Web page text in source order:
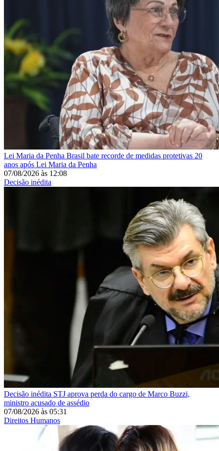
Lei Maria da Penha Brasil bate recorde de medidas protetivas 20
anos após Lei Maria da Penha
07/08/2026 às 12:08
Decisão inédita
Decisão inédita STJ aprova perda do cargo de Marco Buzzi,
ministro acusado de assédio
07/08/2026 às 05:31
Direitos Humanos